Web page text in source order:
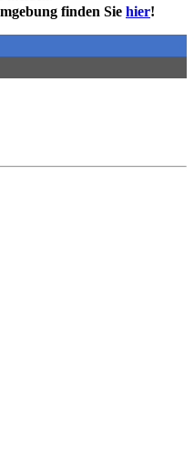
finden Sie hier!